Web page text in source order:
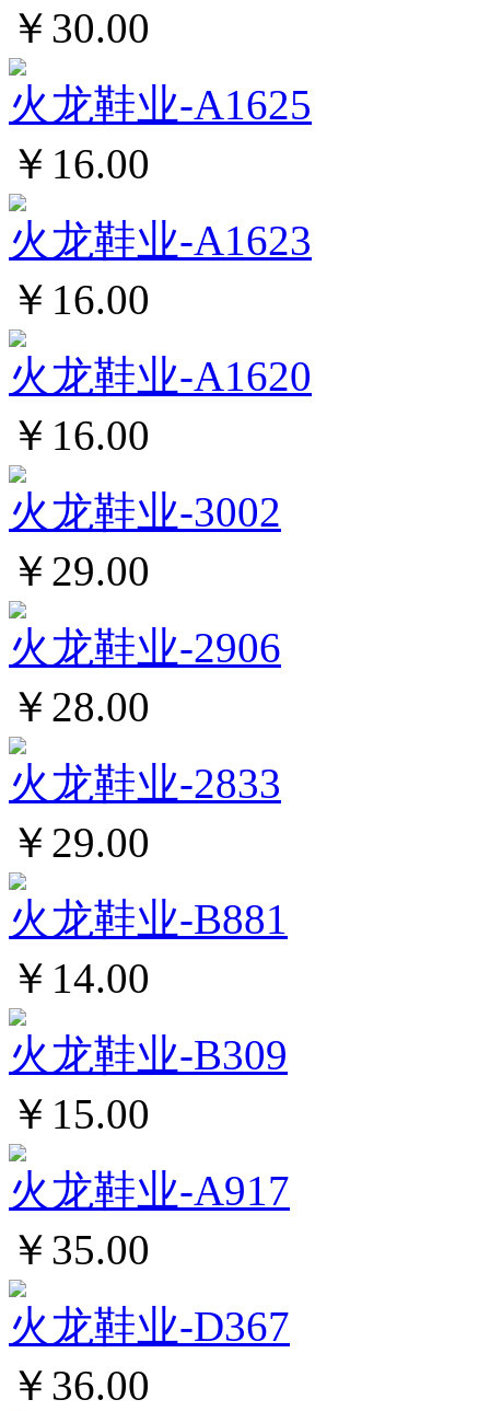
￥30.00
火龙鞋业-A1625
￥16.00
火龙鞋业-A1623
￥16.00
火龙鞋业-A1620
￥16.00
火龙鞋业-3002
￥29.00
火龙鞋业-2906
￥28.00
火龙鞋业-2833
￥29.00
火龙鞋业-B881
￥14.00
火龙鞋业-B309
￥15.00
火龙鞋业-A917
￥35.00
火龙鞋业-D367
￥36.00